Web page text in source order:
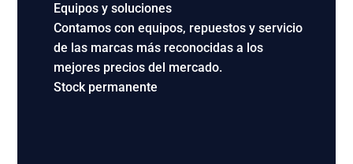
Equipos y soluciones
Contamos con equipos, repuestos y servicio
de las marcas más reconocidas a los
mejores precios del mercado.
Stock permanente